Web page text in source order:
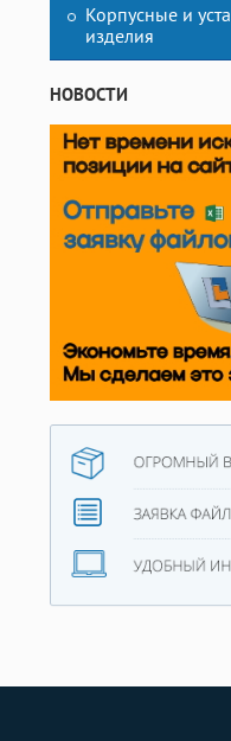
Корпусные и
изделия
НОВОСТИ